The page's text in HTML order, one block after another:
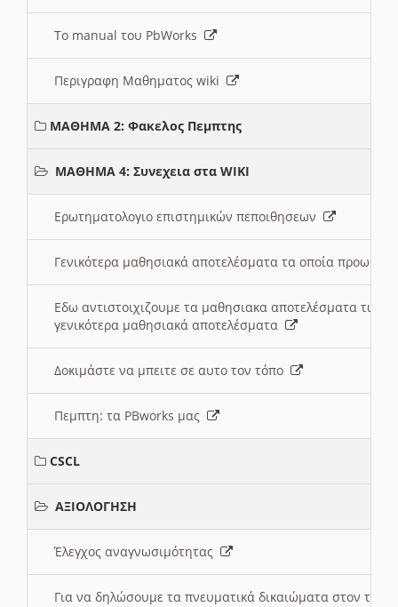
Το manual του PbWorks
Περιγραφη Μαθηματος wiki
ΜΑΘΗΜΑ 2: Φακελος Πεμπτης
ΜΑΘΗΜΑ 4: Συνεχεια στα WIKI
Ερωτηματολογιο επιστημικών πεποιθησεων
Γενικότερα μαθησιακά αποτελέσματα τα οποία
Εδω αντιστοιχιζουμε τα μαθησιακα αποτελέσματα
γενικότερα μαθησιακά αποτελέσματα
Δοκιμάστε να μπειτε σε αυτο τον τόπο
Πεμπτη: τα PBworks μας
CSCL
ΑΞΙΟΛΟΓΗΣΗ
Έλεγχος αναγνωσιμότητας
Για να δηλώσουμε τα πνευματικά δικαιώματα στον